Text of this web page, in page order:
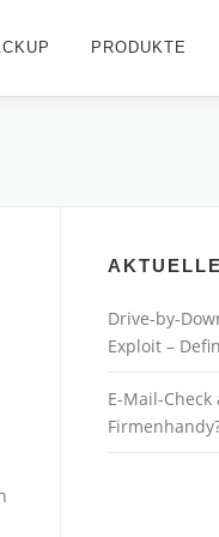
PRODUKTE
Drive-by-
Exploit –
E-Mail-